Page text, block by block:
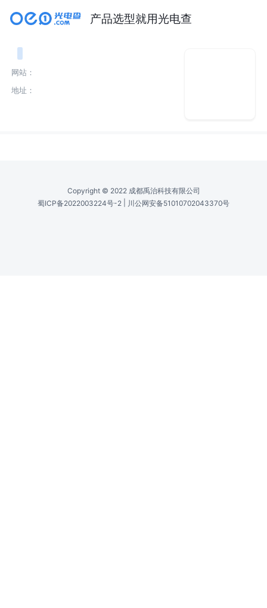
产品选型就用光电查
网站：
地址：
Copyright © 2022 成都禹治科技有限公司
蜀ICP备2022003224号-2
川公网安备51010702043370号